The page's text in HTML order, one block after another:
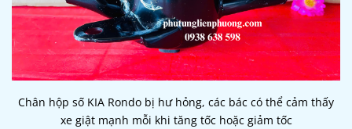
Chân hộp số KIA Rondo bị hư hỏng, các bác có thể cảm thấy
xe giật mạnh mỗi khi tăng tốc hoặc giảm tốc